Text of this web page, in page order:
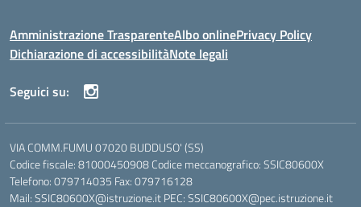
Amministrazione TrasparenteAlbo onlinePrivacy Policy
Dichiarazione di accessibilitàNote legali
Seguici su:
VIA COMM.FUMU 07020 BUDDUSO' (SS)
Codice fiscale: 81000450908 Codice meccanografico: SSIC80600X
Telefono: 079714035 Fax: 079716128
Mail: SSIC80600X@istruzione.it PEC: SSIC80600X@pec.istruzione.it